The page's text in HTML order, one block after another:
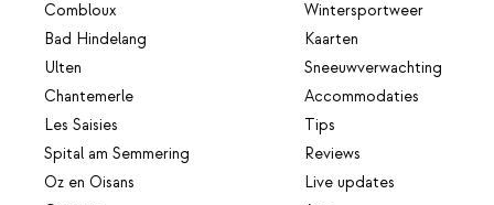
Combloux
Bad Hindelang
Ulten
Chantemerle
Les Saisies
Spital am Semmering
Oz en Oisans
Wintersportweer
Kaarten
Sneeuwverwachting
Accommodaties
Tips
Reviews
Live updates